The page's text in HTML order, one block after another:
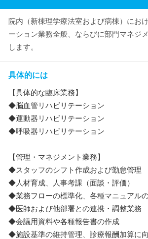
院内（新棟理学療法室および病棟）にお
ーション業務全般、ならびに部門マネジ
します。
具体的には
【具体的な臨床業務】
◆脳血管リハビリテーション
◆運動器リハビリテーション
◆呼吸器リハビリテーション
【管理・マネジメント業務】
◆スタッフのシフト作成および勤怠管理
◆人材育成、人事考課（面談・評価）
◆業務フローの標準化、各種マニュアル
◆医師および他部署との連携・調整業務
◆会議用資料や各種報告書の作成
◆施設基準の維持管理、診療報酬加算に